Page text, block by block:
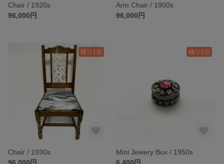
Chair / 1920s
96,000円
Arm Chair / 1900s
96,000円
残り1点
Chair / 1930s
96,000円
残り1点
Mini Jewery Box / 1950s
6,400円